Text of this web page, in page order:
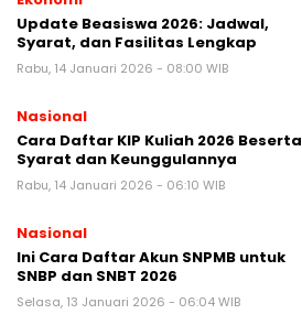
Update Beasiswa 2026: Jadwal,
Syarat, dan Fasilitas Lengkap
Rabu, 14 Januari 2026 - 08:00 WIB
Nasional
Cara Daftar KIP Kuliah 2026 Beserta
Syarat dan Keunggulannya
Rabu, 14 Januari 2026 - 06:10 WIB
Nasional
Ini Cara Daftar Akun SNPMB untuk
SNBP dan SNBT 2026
Selasa, 13 Januari 2026 - 06:04 WIB